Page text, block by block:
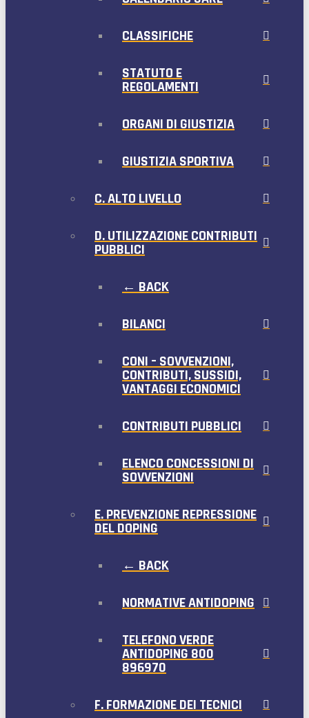
CLASSIFICHE
STATUTO E
REGOLAMENTI
ORGANI DI GIUSTIZIA
GIUSTIZIA SPORTIVA
C. ALTO LIVELLO
D. UTILIZZAZIONE CONTRIBUTI
PUBBLICI
← BACK
BILANCI
CONI – SOVVENZIONI,
CONTRIBUTI, SUSSIDI,
VANTAGGI ECONOMICI
CONTRIBUTI PUBBLICI
ELENCO CONCESSIONI DI
SOVVENZIONI
E. PREVENZIONE REPRESSIONE
DEL DOPING
← BACK
NORMATIVE ANTIDOPING
TELEFONO VERDE
ANTIDOPING 800
896970
F. FORMAZIONE DEI TECNICI